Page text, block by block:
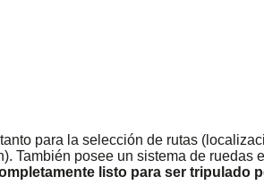
para la selección de rutas
También posee un sistema de ruedas
listo para ser tripulado